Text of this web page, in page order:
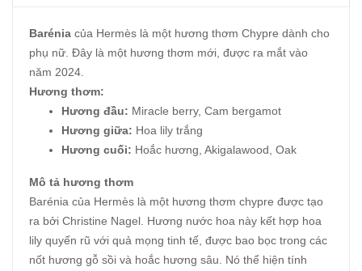
Barénia của Hermès là một hương thơm Chypre dành cho
phụ nữ. Đây là một hương thơm mới, được ra mắt vào
năm 2024.
Hương thơm:
Hương đầu: Miracle berry, Cam bergamot
Hương giữa: Hoa lily trắng
Hương cuối: Hoắc hương, Akigalawood, Oak
Mô tả hương thơm
Barénia của Hermès là một hương thơm chypre được tạo
ra bởi Christine Nagel. Hương nước hoa này kết hợp hoa
lily quyến rũ với quả mọng tinh tế, được bao bọc trong các
nốt hương gỗ sồi và hoắc hương sâu. Nó thể hiện tính